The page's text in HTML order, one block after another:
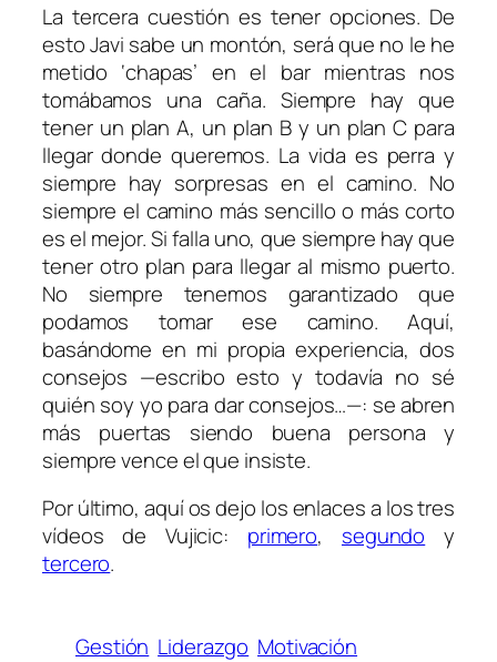
La tercera cuestión es tener opciones. De
esto Javi sabe un montón, será que no le he
metido ‘chapas’ en el bar mientras nos
tomábamos una caña. Siempre hay que
tener un plan A, un plan B y un plan C para
llegar donde queremos. La vida es perra y
siempre hay sorpresas en el camino. No
siempre el camino más sencillo o más corto
es el mejor. Si falla uno, que siempre hay que
tener otro plan para llegar al mismo puerto.
No siempre tenemos garantizado que
podamos tomar ese camino. Aquí,
basándome en mi propia experiencia, dos
consejos —escribo esto y todavía no sé
quién soy yo para dar consejos…—: se abren
más puertas siendo buena persona y
siempre vence el que insiste.
Por último, aquí os dejo los enlaces a los tres
vídeos de Vujicic: primero, segundo y
tercero.
Gestión Liderazgo Motivación